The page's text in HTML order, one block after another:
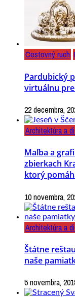
Cestovný ruch
Pardubický
virtuálnu
22 decembra,
Architektúra a
Maľba a
zbierkach
ktorý
10 novembra,
Architektúra a
Štátne
naše
5 novembra,